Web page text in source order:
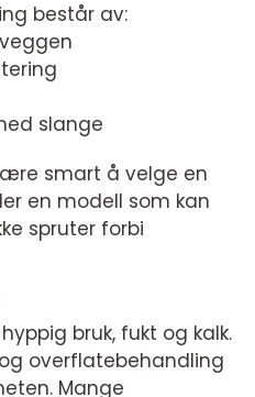
består av:
slange
smart å velge en
en modell som kan
spruter forbi
bruk, fukt og kalk.
overflatebehandling
Mange